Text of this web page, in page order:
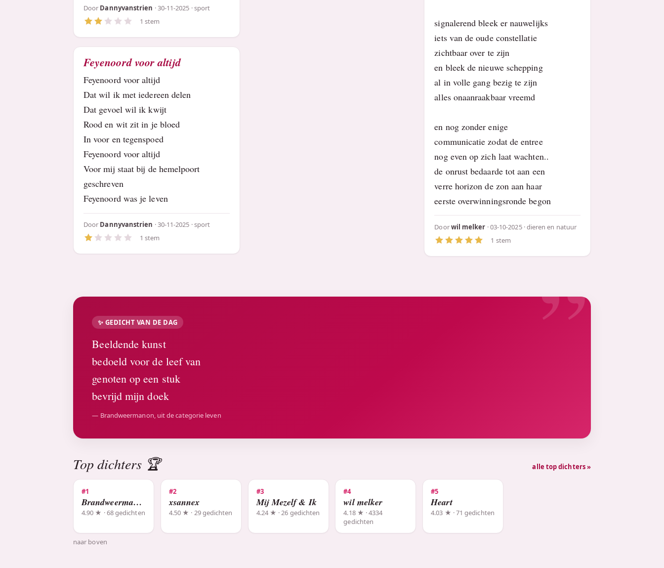
Door Dannyvanstrien · 30-11-2025 ·sport
1 stem
Feyenoord voor altijd
Feyenoord voor altijd
Dat wil ik met iedereen delen
Dat gevoel wil ik kwijt
Rood en wit zit in je bloed
In voor en tegenspoed
Feyenoord voor altijd
Voor mij staat bij de hemelpoort
geschreven
Feyenoord was je leven
Door Dannyvanstrien · 30-11-2025 ·sport
1 stem
signalerend bleek er nauwelijks
iets van de oude constellatie
zichtbaar over te zijn
en bleek de nieuwe schepping
al in volle gang bezig te zijn
alles onaanraakbaar vreemd
en nog zonder enige
communicatie zodat de entree
nog even op zich laat wachten..
de onrust bedaarde tot aan een
verre horizon de zon aan haar
eerste overwinningsronde begon
Doorwil melker · 03-10-2025 ·dieren en natuur
1 stem
✨ GEDICHT VAN DE DAG
Beeldende kunst
bedoeld voor de leef van
genoten op een stuk
bevrijd mijn doek
— Brandweermanon, uit de categorie leven
Top dichters 🏆 alle top dichters »
#1
Brandweermanon
4.90 ★ · 68 gedichten
#2
xsannex
4.50 ★ · 29 gedichten
#3
Mij Mezelf & Ik
4.24 ★ · 26 gedichten
#4
wil melker
4.18 ★ · 4334
gedichten
#5
Heart
4.03 ★ · 71 gedichten
naar boven